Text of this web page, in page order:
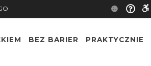
BEZ BARIER PRAKTYCZNIE